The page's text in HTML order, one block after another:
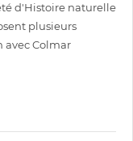
d'Histoire naturelle
plusieurs
avec Colmar